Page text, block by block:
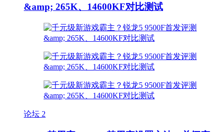
&amp; 265K、14600KF对比测试
论坛 2